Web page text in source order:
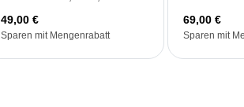
49,00 €
Sparen mit Mengenrabatt
69,00 €
Sparen mit